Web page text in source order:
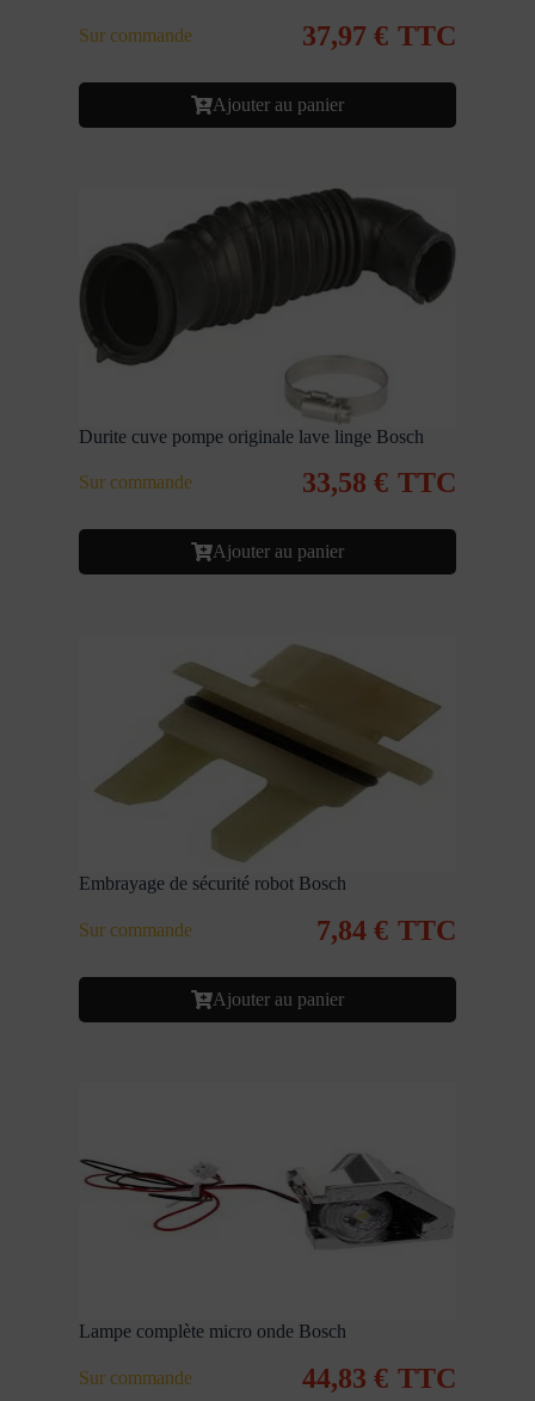
Sur commande 37,97 € TTC
Ajouter au panier
Durite cuve pompe originale lave linge Bosch
Sur commande 33,58 € TTC
Ajouter au panier
Embrayage de sécurité robot Bosch
Sur commande 7,84 € TTC
Ajouter au panier
Lampe complète micro onde Bosch
Sur commande 44,83 € TTC